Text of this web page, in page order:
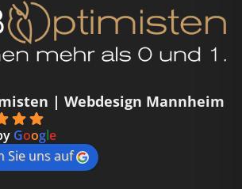
| Webdesign Mannheim
Google
Sie uns auf